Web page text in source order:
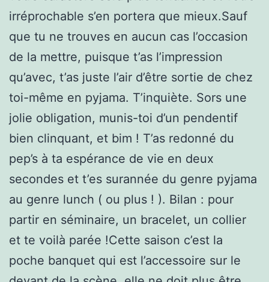
irréprochable s’en portera que mieux.Sauf
que tu ne trouves en aucun cas l’occasion
de la mettre, puisque t’as l’impression
qu’avec, t’as juste l’air d’être sortie de chez
toi-même en pyjama. T’inquiète. Sors une
jolie obligation, munis-toi d’un pendentif
bien clinquant, et bim ! T’as redonné du
pep’s à ta espérance de vie en deux
secondes et t’es surannée du genre pyjama
au genre lunch ( ou plus ! ). Bilan : pour
partir en séminaire, un bracelet, un collier
et te voilà parée !Cette saison c’est la
poche banquet qui est l’accessoire sur le